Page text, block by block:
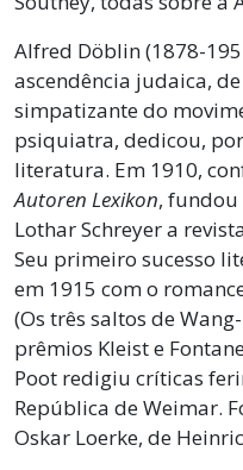
Alfred Döblin (1878-
ascendência judaica,
simpatizante do
psiquiatra, dedicou,
literatura. Em 1910,
Autoren Lexikon, fundou
Lothar Schreyer a
Seu primeiro sucesso
em 1915 com o
(Os três saltos de
prêmios Kleist e
Poot redigiu críticas
República de Weimar.
Oskar Loerke, de